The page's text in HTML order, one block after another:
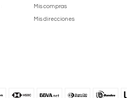
Mis compras
Mis direcciones